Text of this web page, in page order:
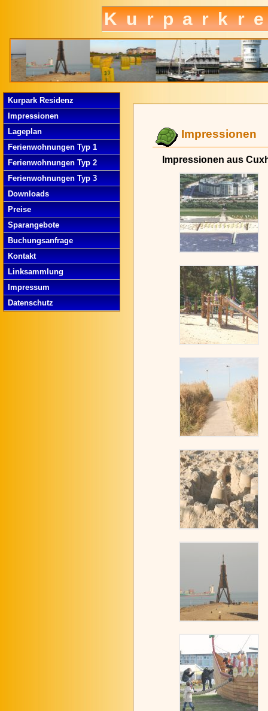
Kurpark Residenz
Impressionen
Lageplan
Ferienwohnungen Typ 1
Ferienwohnungen Typ 2
Ferienwohnungen Typ 3
Downloads
Preise
Sparangebote
Buchungsanfrage
Kontakt
Linksammlung
Impressum
Datenschutz
Impressionen
Impressionen aus